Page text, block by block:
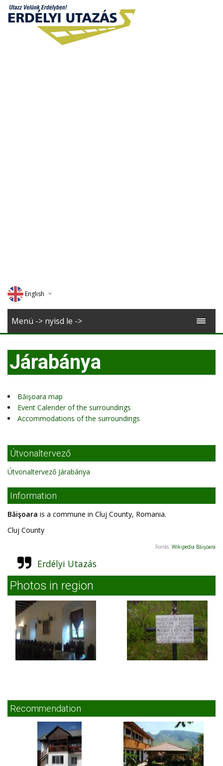
English
Deutsch
Romana
Menü -> nyisd le ->
Járabánya
Băişoara map
Event Calender of the surroundings
Accommodations of the surroundings
Útvonaltervező
Útvonaltervező Járabánya
Information
Băişoara is a commune in Cluj County, Romania.
Cluj County
Forrás: Wikipedia Băişoara
Erdélyi Utazás
Photos in region
Recommendation